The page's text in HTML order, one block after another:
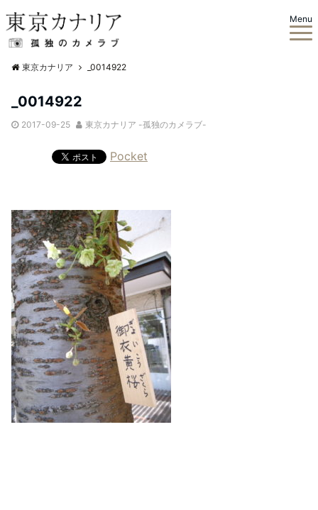
Menu
東京カナリア _0014922
_0014922
2017-09-25 東京カナリア -孤独のカメラブ-
Pocket